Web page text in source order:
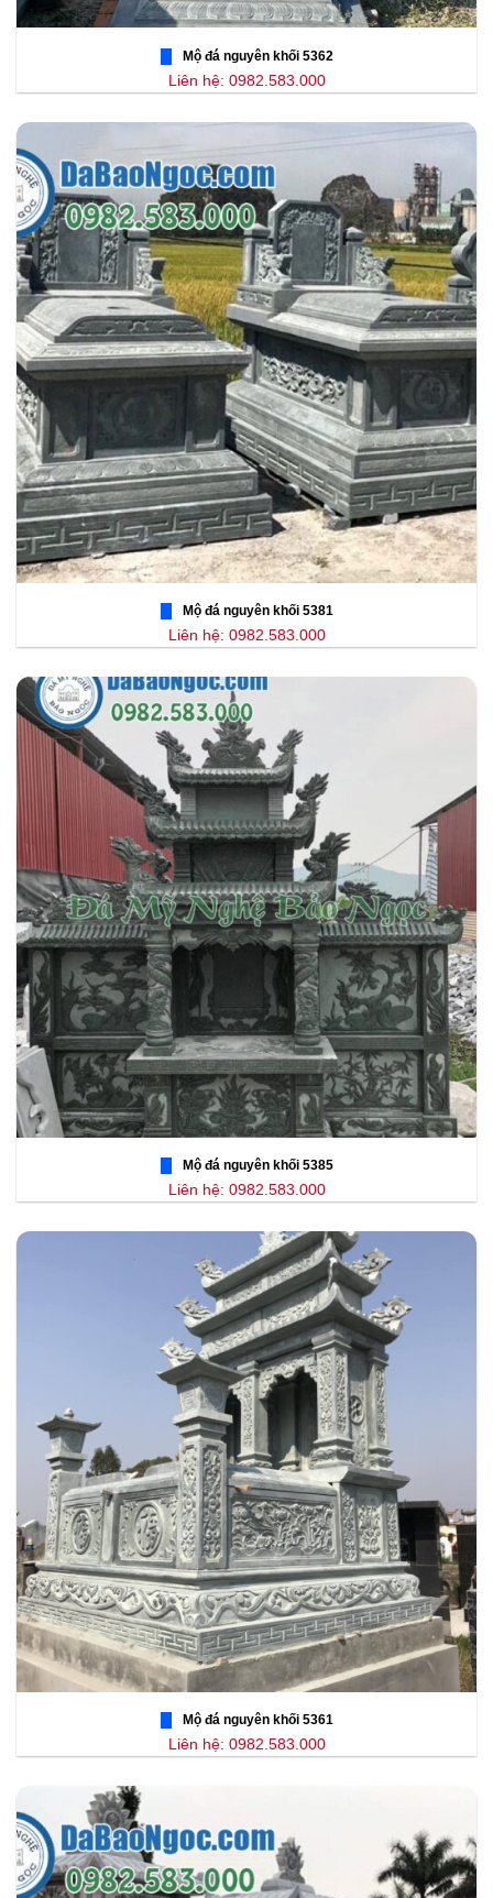
Mộ đá nguyên khối 5362
Liên hệ: 0982.583.000
Mộ đá nguyên khối 5381
Liên hệ: 0982.583.000
Mộ đá nguyên khối 5385
Liên hệ: 0982.583.000
Mộ đá nguyên khối 5361
Liên hệ: 0982.583.000